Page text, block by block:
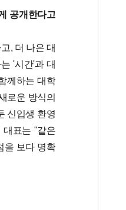
공개한다고
, 더 나은 대
'시간'과 대
께하는 대학
로운 방식의
신입생 환영
대표는 "같은
을 보다 명확